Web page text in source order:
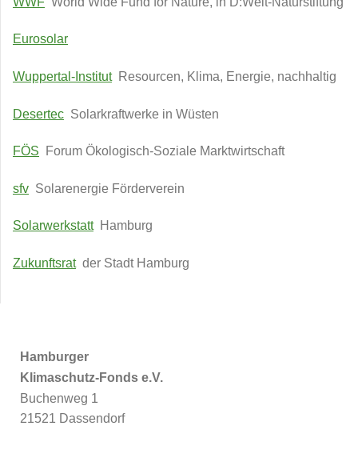
Eurosolar
Wuppertal-InstitutResourcen, Klima, Energie, nachhaltig
Desertec Solarkraftwerke in Wüsten
FÖS Forum Ökologisch-Soziale Marktwirtschaft
sfv Solarenergie Förderverein
SolarwerkstattHamburg
Zukunftsratder Stadt Hamburg
Hamburger
Klimaschutz-Fonds e.V.
Buchenweg 1
21521 Dassendorf